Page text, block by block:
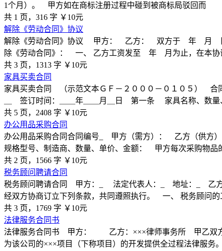
1个月）。 甲方如在商标注册过程中碰到被商标局驳回而
共 1 页，316 字 ￥10元
解除《劳动合同》协议
解除《劳动合同》协议 甲方： 乙方： 双方于 年 月 日签
除《劳动合同》： 一、 乙方工资发至 年 月为止，在本
共 3 页，1313 字 ￥10元
家具买卖合同
家具买卖合同 （示范文本ＧＦ－２０００－０１０５）
＿ 签订时间：＿＿年＿＿月＿日 第一条 家具名称、数量
共 5 页，2408 字 ￥10元
办公用品采购合同
办公用品采购合同合同编号_ 甲方（需方）： 乙方（供方
规格型号、制造商、数量、单价、金额： 甲方每次采购物品
共 2 页，1566 字 ￥10元
税务顾问聘请合同
税务顾问聘请合同 甲方：_ 法定代表人：_ 地址：_ 乙方
经双方协商订立下列条款，共同遵照执行。 一、 税务顾问
共 3 页，1769 字 ￥10元
法律服务合同书
法律服务合同书 甲方： 乙方：×××律师事务所 甲乙双
为该公司的×××项目（下称项目）的开发提供全过程法律服